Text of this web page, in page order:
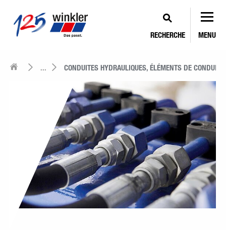
RECHERCHE MENU
... CONDUITES HYDRAULIQUES, ÉLÉMENTS DE